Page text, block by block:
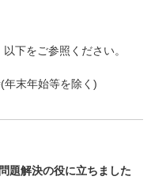
下をご参照ください。
末年始等を除く)
題解決の役に立ちました